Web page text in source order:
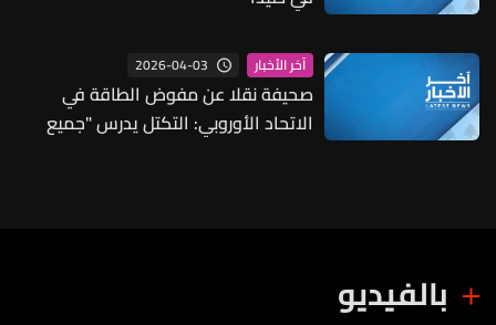
آخر الأخبار 2026-04-03
صحيفة نقلا عن مفوض الطاقة في
الاتحاد الأوروبي: التكتل يدرس "جميع
بالفيديو